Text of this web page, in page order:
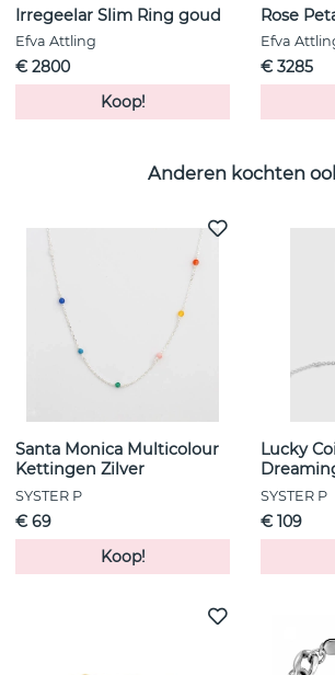
Irregeelar Slim Ring goud
Efva Attling
€ 2800
Koop!
Rose
Efva
€ 3285
Anderen kochten
Santa Monica Multicolour
Kettingen Zilver
SYSTER P
€ 69
Koop!
Lucky
SYSTER P
€ 109